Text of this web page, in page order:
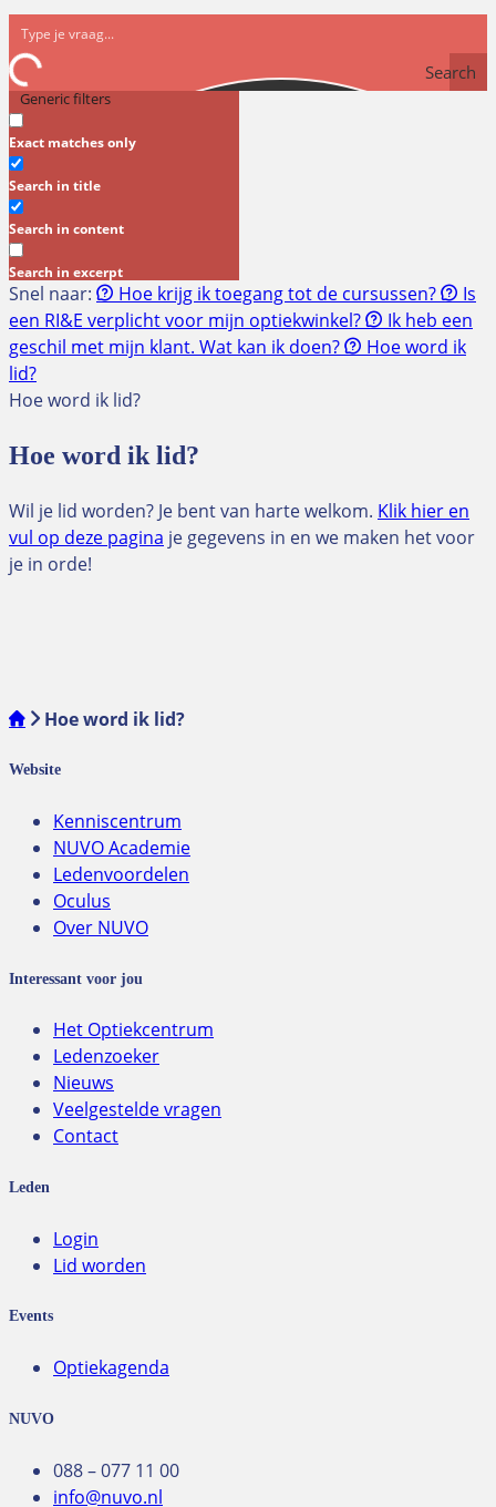
Search
Generic filters
Exact matches only
Search in title
Search in content
Search in excerpt
Snel naar: Hoe krijg ik toegang tot de cursussen?
Is
een RI&E verplicht voor mijn optiekwinkel?
Ik heb een
geschil met mijn klant. Wat kan ik doen?
Hoe word ik
lid?
Hoe word ik lid?
Hoe word ik lid?
Wil je lid worden? Je bent van harte welkom. Klik hier en
vul op deze pagina je gegevens in en we maken het voor
je in orde!
Hoe word ik lid?
Website
Kenniscentrum
NUVO Academie
Ledenvoordelen
Oculus
Over NUVO
Interessant voor jou
Het Optiekcentrum
Ledenzoeker
Nieuws
Veelgestelde vragen
Contact
Leden
Login
Lid worden
Events
Optiekagenda
NUVO
088 – 077 11 00
info@nuvo.nl